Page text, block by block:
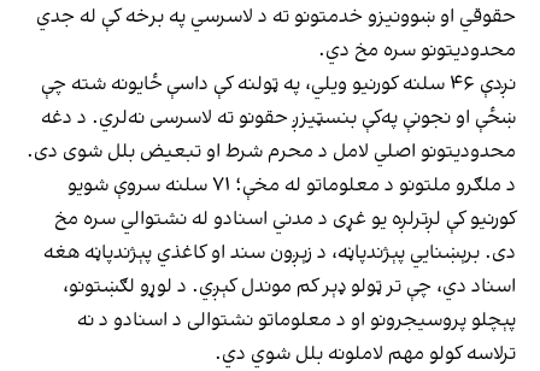
حقوقي او ښوونیزو خدمتونو ته د لاسرسي په برخه کې له جدي
محدودیتونو سره مخ دي.
نږدې ۴۶ سلنه کورنیو ویلي، په ټولنه کې داسې ځایونه شته چې
ښځې او نجونې په‌کې بنسټیزږ حقونو ته لاسرسی نه‌لري. د دغه
محدودیتونو اصلي لامل د محرم شرط او تبعیض بلل شوی دی.
د ملګرو ملتونو د معلوماتو له مخې؛ ۷۱ سلنه سروې شویو
کورنیو کې لږترلږه یو غړی د مدني اسنادو له نشتوالي سره مخ
دی. برېښنایي پېژندپاڼه، د زېږون سند او کاغذي پېژندپاڼه هغه
اسناد دي، چې تر ټولو ډېر کم موندل کېږي. د لوړو لګښتونو،
پېچلو پروسیجرونو او د معلوماتو نشتوالی د اسنادو د نه
ترلاسه کولو مهم لاملونه بلل شوي دي.